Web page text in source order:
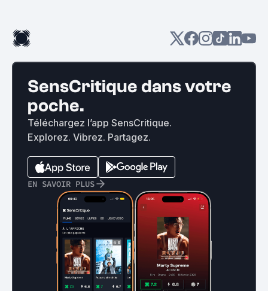
SensCritique dans votre
poche.
Téléchargez l’app SensCritique.
Explorez. Vibrez. Partagez.
EN SAVOIR PLUS